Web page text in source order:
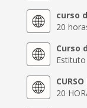
curso
20
Curso
20